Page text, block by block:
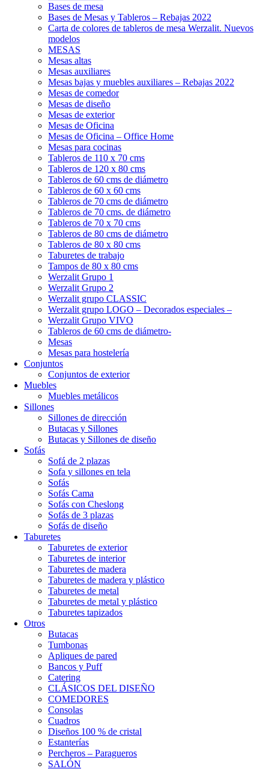
Bases de mesa
Bases de Mesas y Tableros – Rebajas 2022
Carta de colores de tableros de mesa Werzalit. Nuevos
modelos
MESAS
Mesas altas
Mesas auxiliares
Mesas bajas y muebles auxiliares – Rebajas 2022
Mesas de comedor
Mesas de diseño
Mesas de exterior
Mesas de Oficina
Mesas de Oficina – Office Home
Mesas para cocinas
Tableros de 110 x 70 cms
Tableros de 120 x 80 cms
Tableros de 60 cms de diámetro
Tableros de 60 x 60 cms
Tableros de 70 cms de diámetro
Tableros de 70 cms. de diámetro
Tableros de 70 x 70 cms
Tableros de 80 cms de diámetro
Tableros de 80 x 80 cms
Taburetes de trabajo
Tampos de 80 x 80 cms
Werzalit Grupo 1
Werzalit Grupo 2
Werzalit grupo CLASSIC
Werzalit grupo LOGO – Decorados especiales –
Werzalit Grupo VIVO
Tableros de 60 cms de diámetro-
Mesas
Mesas para hostelería
Conjuntos
Conjuntos de exterior
Muebles
Muebles metálicos
Sillones
Sillones de dirección
Butacas y Sillones
Butacas y Sillones de diseño
Sofás
Sofá de 2 plazas
Sofa y sillones en tela
Sofás
Sofás Cama
Sofás con Cheslong
Sofás de 3 plazas
Sofás de diseño
Taburetes
Taburetes de exterior
Taburetes de interior
Taburetes de madera
Taburetes de madera y plástico
Taburetes de metal
Taburetes de metal y plástico
Taburetes tapizados
Otros
Butacas
Tumbonas
Apliques de pared
Bancos y Puff
Catering
CLÁSICOS DEL DISEÑO
COMEDORES
Consolas
Cuadros
Diseños 100 % de cristal
Estanterías
Percheros – Paragueros
SALÓN